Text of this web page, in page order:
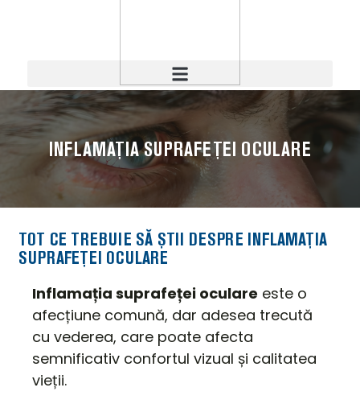
INFLAMAȚIA SUPRAFEȚEI OCULARE
TOT CE TREBUIE SĂ ȘTII DESPRE INFLAMAȚIA
SUPRAFEȚEI OCULARE
Inflamația suprafeței oculare este o
afecțiune comună, dar adesea trecută
cu vederea, care poate afecta
semnificativ confortul vizual și calitatea
vieții.